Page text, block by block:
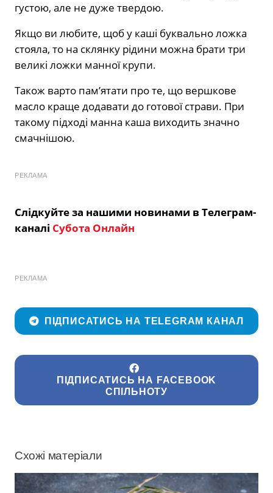
густою, але не дуже твердою.
Якщо ви любите, щоб у каші буквально ложка
стояла, то на склянку рідини можна брати три
великі ложки манної крупи.
Також варто пам’ятати про те, що вершкове
масло краще додавати до готової страви. При
такому підході манна каша виходить значно
смачнішою.
РЕКЛАМА
Слідкуйте за нашими новинами в Телеграм-
каналі Субота Онлайн
РЕКЛАМА
ПІДПИСАТИСЬ НА TELEGRAM КАНАЛ
ПІДПИСАТИСЬ НА FACEBOOK
СПІЛЬНОТУ
Схожі матеріали